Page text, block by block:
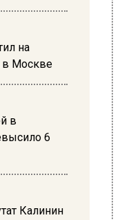
на
в Москве
в
6
Калинин